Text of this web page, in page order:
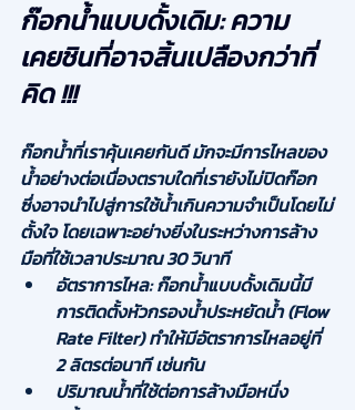
ก๊อกน้ำแบบดั้งเดิม: ความ
เคยชินที่อาจสิ้นเปลืองกว่าที่
คิด !!!
ก๊อกน้ำที่เราคุ้นเคยกันดี มักจะมีการไหลของ
น้ำอย่างต่อเนื่องตราบใดที่เรายังไม่ปิดก๊อก
ซึ่งอาจนำไปสู่การใช้น้ำเกินความจำเป็นโดยไม่
ตั้งใจ โดยเฉพาะอย่างยิ่งในระหว่างการล้าง
มือที่ใช้เวลาประมาณ 30 วินาที
อัตราการไหล: ก๊อกน้ำแบบดั้งเดิมนี้มี
การติดตั้งหัวกรองน้ำประหยัดน้ำ (Flow
Rate Filter) ทำให้มีอัตราการไหลอยู่ที่
2 ลิตรต่อนาที เช่นกัน
ปริมาณน้ำที่ใช้ต่อการล้างมือหนึ่ง